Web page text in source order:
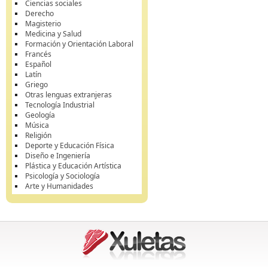
Ciencias sociales
Derecho
Magisterio
Medicina y Salud
Formación y Orientación Laboral
Francés
Español
Latín
Griego
Otras lenguas extranjeras
Tecnología Industrial
Geología
Música
Religión
Deporte y Educación Física
Diseño e Ingeniería
Plástica y Educación Artística
Psicología y Sociología
Arte y Humanidades